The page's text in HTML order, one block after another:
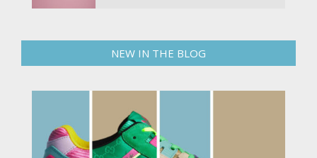
NEW IN THE BLOG